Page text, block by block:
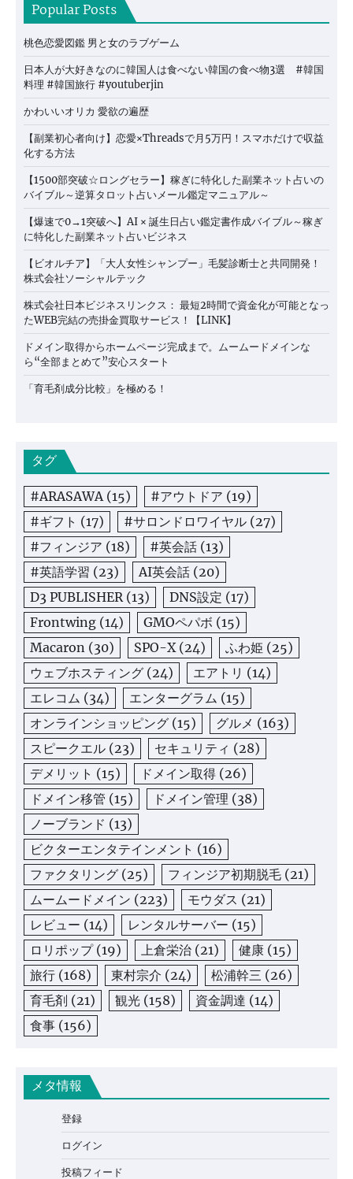
Popular Posts
桃色恋愛図鑑 男と女のラブゲーム
日本人が大好きなのに韓国人は食べない韓国の食べ物3選 #韓国
料理 #韓国旅行 #youtuberjin
かわいいオリカ 愛欲の遍歴
【副業初心者向け】恋愛×Threadsで月5万円！スマホだけで収益
化する方法
【1500部突破☆ロングセラー】稼ぎに特化した副業ネット占いの
バイブル～逆算タロット占いメール鑑定マニュアル～
【爆速で0→1突破へ】AI × 誕生日占い鑑定書作成バイブル～稼ぎ
に特化した副業ネット占いビジネス
【ビオルチア】「大人女性シャンプー」毛髪診断士と共同開発！
株式会社ソーシャルテック
株式会社日本ビジネスリンクス： 最短2時間で資金化が可能となっ
たWEB完結の売掛金買取サービス！【LINK】
ドメイン取得からホームページ完成まで。ムームードメインな
ら“全部まとめて”安心スタート
「育毛剤成分比較」を極める！
タグ
#ARASAWA (15) #アウトドア (19)
#ギフト (17) #サロンドロワイヤル (27)
#フィンジア (18) #英会話 (13)
#英語学習 (23) AI英会話 (20)
D3 PUBLISHER (13) DNS設定 (17)
Frontwing (14) GMOペパボ (15)
Macaron (30) SPO-X (24) ふわ姫 (25)
ウェブホスティング (24) エアトリ (14)
エレコム (34) エンターグラム (15)
オンラインショッピング (15) グルメ (163)
スピークエル (23) セキュリティ (28)
デメリット (15) ドメイン取得 (26)
ドメイン移管 (15) ドメイン管理 (38)
ノーブランド (13)
ビクターエンタテインメント (16)
ファクタリング (25) フィンジア初期脱毛 (21)
ムームードメイン (223) モウダス (21)
レビュー (14) レンタルサーバー (15)
ロリポップ(19) 上倉栄治 (21) 健康 (15)
旅行 (168) 東村宗介 (24) 松浦幹三 (26)
育毛剤 (21) 観光 (158) 資金調達 (14)
食事 (156)
メタ情報
登録
ログイン
投稿フィード